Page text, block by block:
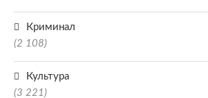
Криминал
(2 108)
Культура
(3 221)